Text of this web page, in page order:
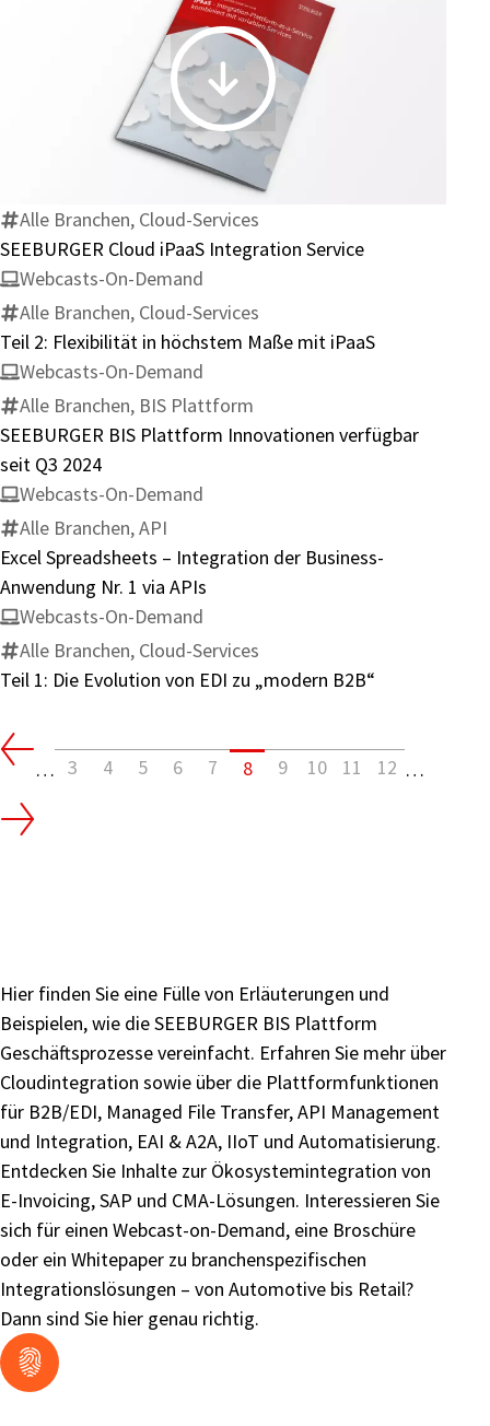
SEEBURGER
Cloud
iPaaS
Integration
Service
Alle Branchen, Cloud-Services
SEEBURGER Cloud iPaaS Integration Service
Webcasts-On-Demand
Alle Branchen, Cloud-Services
Teil 2: Flexibilität in höchstem Maße mit iPaaS
Webcasts-On-Demand
Alle Branchen, BIS Plattform
SEEBURGER BIS Plattform Innovationen verfügbar
seit Q3 2024
Webcasts-On-Demand
Alle Branchen, API
Excel Spreadsheets – Integration der Business-
Anwendung Nr. 1 via APIs
Webcasts-On-Demand
Alle Branchen, Cloud-Services
Teil 1: Die Evolution von EDI zu „modern B2B“
… 3 4 5 6 7 8 9 10 11 12 …
Hier finden Sie eine Fülle von Erläuterungen und
Beispielen, wie die SEEBURGER BIS Plattform
Geschäftsprozesse vereinfacht. Erfahren Sie mehr über
Cloudintegration sowie über die Plattformfunktionen
für B2B/EDI, Managed File Transfer, API Management
und Integration, EAI & A2A, IIoT und Automatisierung.
Entdecken Sie Inhalte zur Ökosystemintegration von
E-Invoicing, SAP und CMA-Lösungen. Interessieren Sie
sich für einen Webcast-on-Demand, eine Broschüre
oder ein Whitepaper zu branchenspezifischen
Integrationslösungen – von Automotive bis Retail?
Dann sind Sie hier genau richtig.